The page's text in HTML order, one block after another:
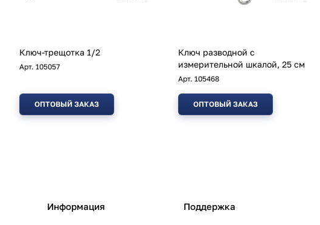
Ключ-трещотка 1/2
Арт. 105057
ОПТОВЫЙ ЗАКАЗ
Ключ разводной с
измерительной шкалой, 25 см
Арт. 105468
ОПТОВЫЙ ЗАКАЗ
Информация Поддержка